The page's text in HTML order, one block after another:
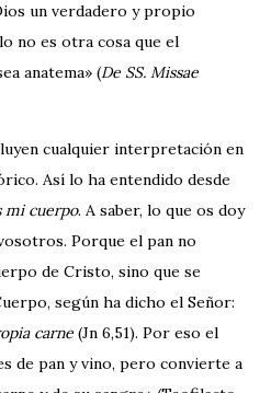
un verdadero y propio
no es otra cosa que el
anatema» (De SS. Missae
cualquier interpretación en
Así lo ha entendido desde
mi cuerpo. A saber, lo que os doy
Porque el pan no
de Cristo, sino que se
según ha dicho el Señor:
carne (Jn 6,51). Por eso el
de pan y vino, pero convierte a